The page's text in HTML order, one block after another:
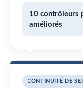
10 contrôleurs
améliorés
CONTINUITÉ DE